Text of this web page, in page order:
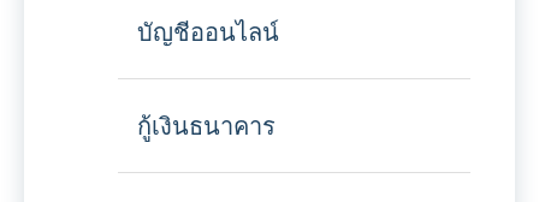
บัญชีออนไลน์
กู้เงินธนาคาร